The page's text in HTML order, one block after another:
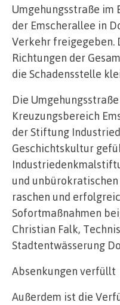
Umgehungsstraße im
der Emscherallee in
Verkehr freigegeben.
Richtungen der
die Schadensstelle
Die
Kreuzungsbereich
der Stiftung
Geschichtskultur
und
raschen und
Sofortmaßnahmen
Christian Falk,
Stadtentwässerung
Absenkungen verfüllt
Außerdem ist die